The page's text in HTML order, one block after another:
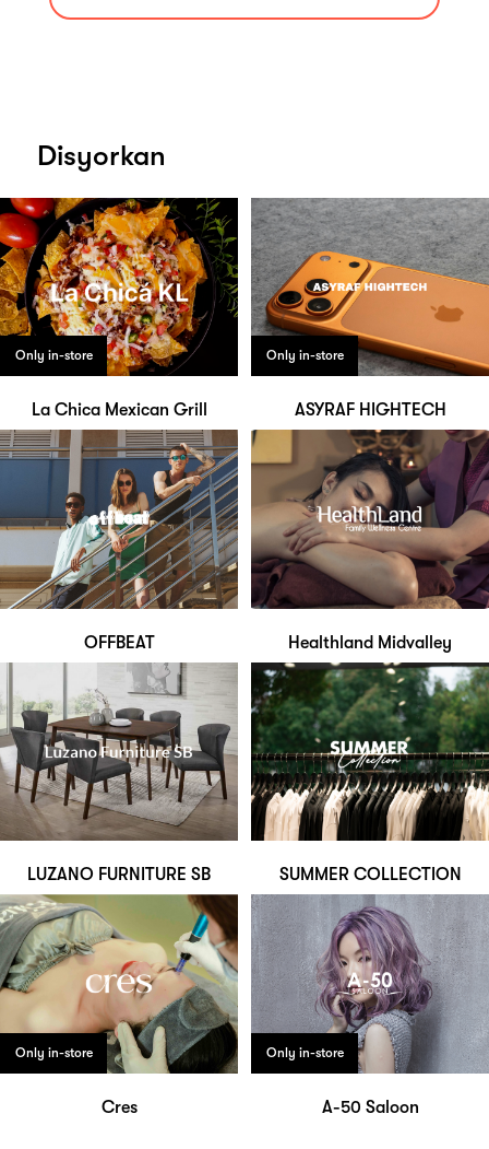
Disyorkan
Only in-store
La Chica Mexican Grill
Only in-store
ASYRAF HIGHTECH
OFFBEAT Healthland Midvalley
LUZANO FURNITURE SB SUMMER COLLECTION
Only in-store
Cres
Only in-store
A-50 Saloon